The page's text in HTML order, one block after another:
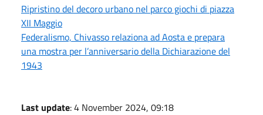
Ripristino del decoro urbano nel parco giochi di piazza
XII Maggio
Federalismo, Chivasso relaziona ad Aosta e prepara
una mostra per l’anniversario della Dichiarazione del
1943
Last update: 4 November 2024, 09:18